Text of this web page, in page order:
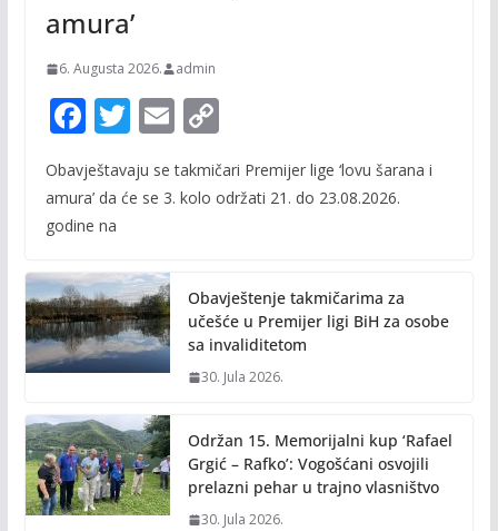
amura’
6. Augusta 2026. admin
F
ac
e
b
o
k
T
itt
E
m
ai
C
o
p
n
k
Obavještavaju se takmičari Premijer lige ‘lovu šarana i
amura’ da će se 3. kolo održati 21. do 23.08.2026.
godine na
Obavještenje takmičarima za
učešće u Premijer ligi BiH za osobe
sa invaliditetom
30. Jula 2026.
Održan 15. Memorijalni kup ‘Rafael
Grgić – Rafko’: Vogošćani osvojili
prelazni pehar u trajno vlasništvo
30. Jula 2026.